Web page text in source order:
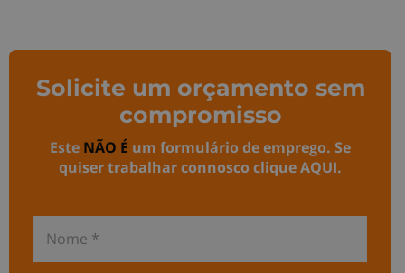
Solicite um orçamento sem
compromisso
Este NÃO É um formulário deemprego. Se
quiser trabalhar connosco cliqueAQUI.